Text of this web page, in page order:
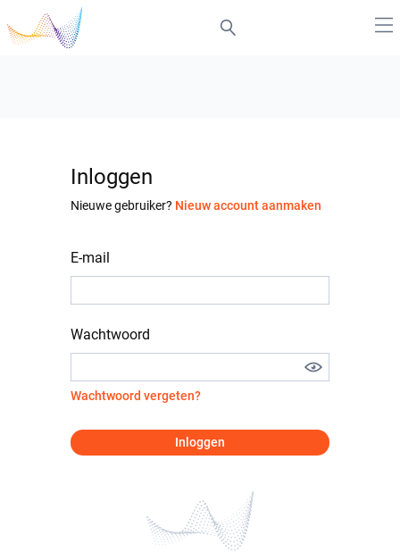
Inloggen
Nieuwe gebruiker? Nieuw account aanmaken
E-mail
Wachtwoord
Wachtwoord vergeten?
Inloggen